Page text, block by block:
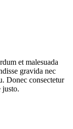
et malesuada
gravida nec
Donec consectetur
justo.